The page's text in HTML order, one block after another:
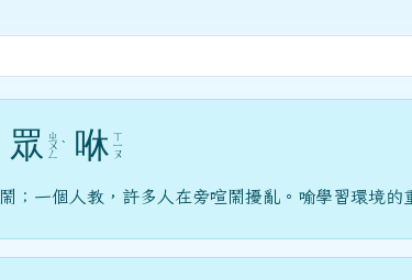
眾 ㄓ
ㄨ
ㄥ
ˋ 咻 ㄒ
ㄧ
ㄡ
；一個人教，許多人在旁喧鬧擾亂。喻學習環境的